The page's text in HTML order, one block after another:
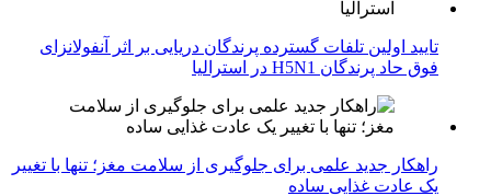
تایید اولین تلفات گسترده پرندگان دریایی بر اثر آنفولانزای
فوق حاد پرندگان H5N1 در استرالیا
راهکار جدید علمی برای جلوگیری از سلامت مغز؛ تنها با تغییر
یک عادت غذایی ساده